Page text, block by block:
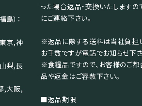
）：
京,神
梨,長
,大阪,
った場合返品・交換いたしますの
にご連絡下さい。
※返品に際する送料は当社負担い
お手数ですが電話でお知らせ下さ
※食糧品ですので、お客様のご都
品や返金はご容赦下さい。
■返品期限